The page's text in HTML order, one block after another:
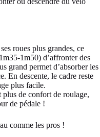
roues plus grandes, ce
1m50) d’affronter des
grand permet d’absorber les
En descente, le cadre reste
plus facile.
plus de confort de roulage,
de pédale !
comme les pros !